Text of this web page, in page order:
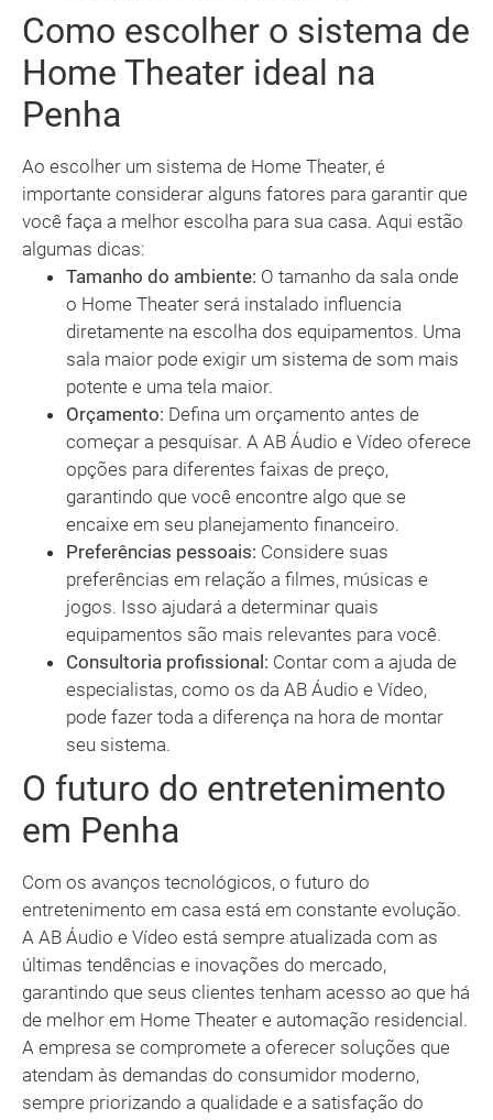
Como escolher o sistema de
Home Theater ideal na
Penha
Ao escolher um sistema de Home Theater, é
importante considerar alguns fatores para garantir que
você faça a melhor escolha para sua casa. Aqui estão
algumas dicas:
Tamanho do ambiente: O tamanho da sala onde
o Home Theater será instalado influencia
diretamente na escolha dos equipamentos. Uma
sala maior pode exigir um sistema de som mais
potente e uma tela maior.
Orçamento: Defina um orçamento antes de
começar a pesquisar. A AB Áudio e Vídeo oferece
opções para diferentes faixas de preço,
garantindo que você encontre algo que se
encaixe em seu planejamento financeiro.
Preferências pessoais: Considere suas
preferências em relação a filmes, músicas e
jogos. Isso ajudará a determinar quais
equipamentos são mais relevantes para você.
Consultoria profissional: Contar com a ajuda de
especialistas, como os da AB Áudio e Vídeo,
pode fazer toda a diferença na hora de montar
seu sistema.
O futuro do entretenimento
em Penha
Com os avanços tecnológicos, o futuro do
entretenimento em casa está em constante evolução.
A AB Áudio e Vídeo está sempre atualizada com as
últimas tendências e inovações do mercado,
garantindo que seus clientes tenham acesso ao que há
de melhor em Home Theater e automação residencial.
A empresa se compromete a oferecer soluções que
atendam às demandas do consumidor moderno,
sempre priorizando a qualidade e a satisfação do